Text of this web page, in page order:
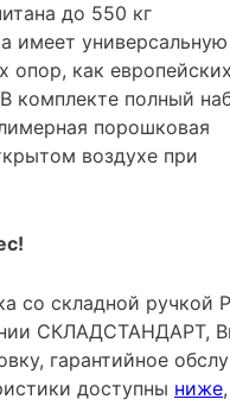
до 550 кг
имеет универсальную
опор, как
комплекте полный
порошковая
воздухе при
со складной
СКЛАДСТАНДАРТ,
гарантийное
доступны ниже